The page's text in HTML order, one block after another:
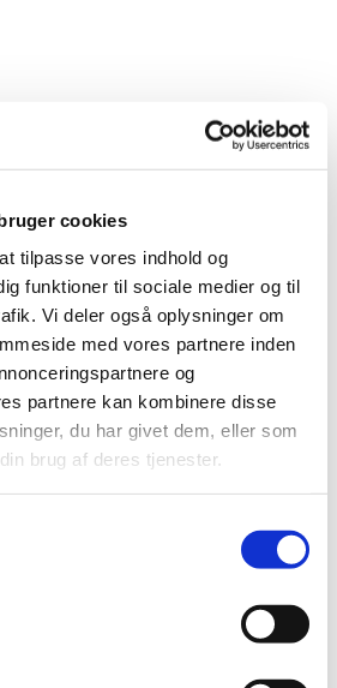
cookies
tilpasse vores indhold og
funktioner til sociale medier og til
Vi deler også oplysninger om
med vores partnere inden
og
partnere kan kombinere disse
du har givet dem, eller som
brug af deres tjenester.
også kunne
lide...